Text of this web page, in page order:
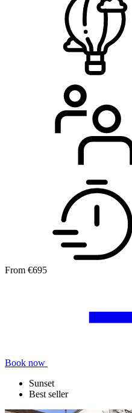
From €695
Book now
Sunset
Best seller